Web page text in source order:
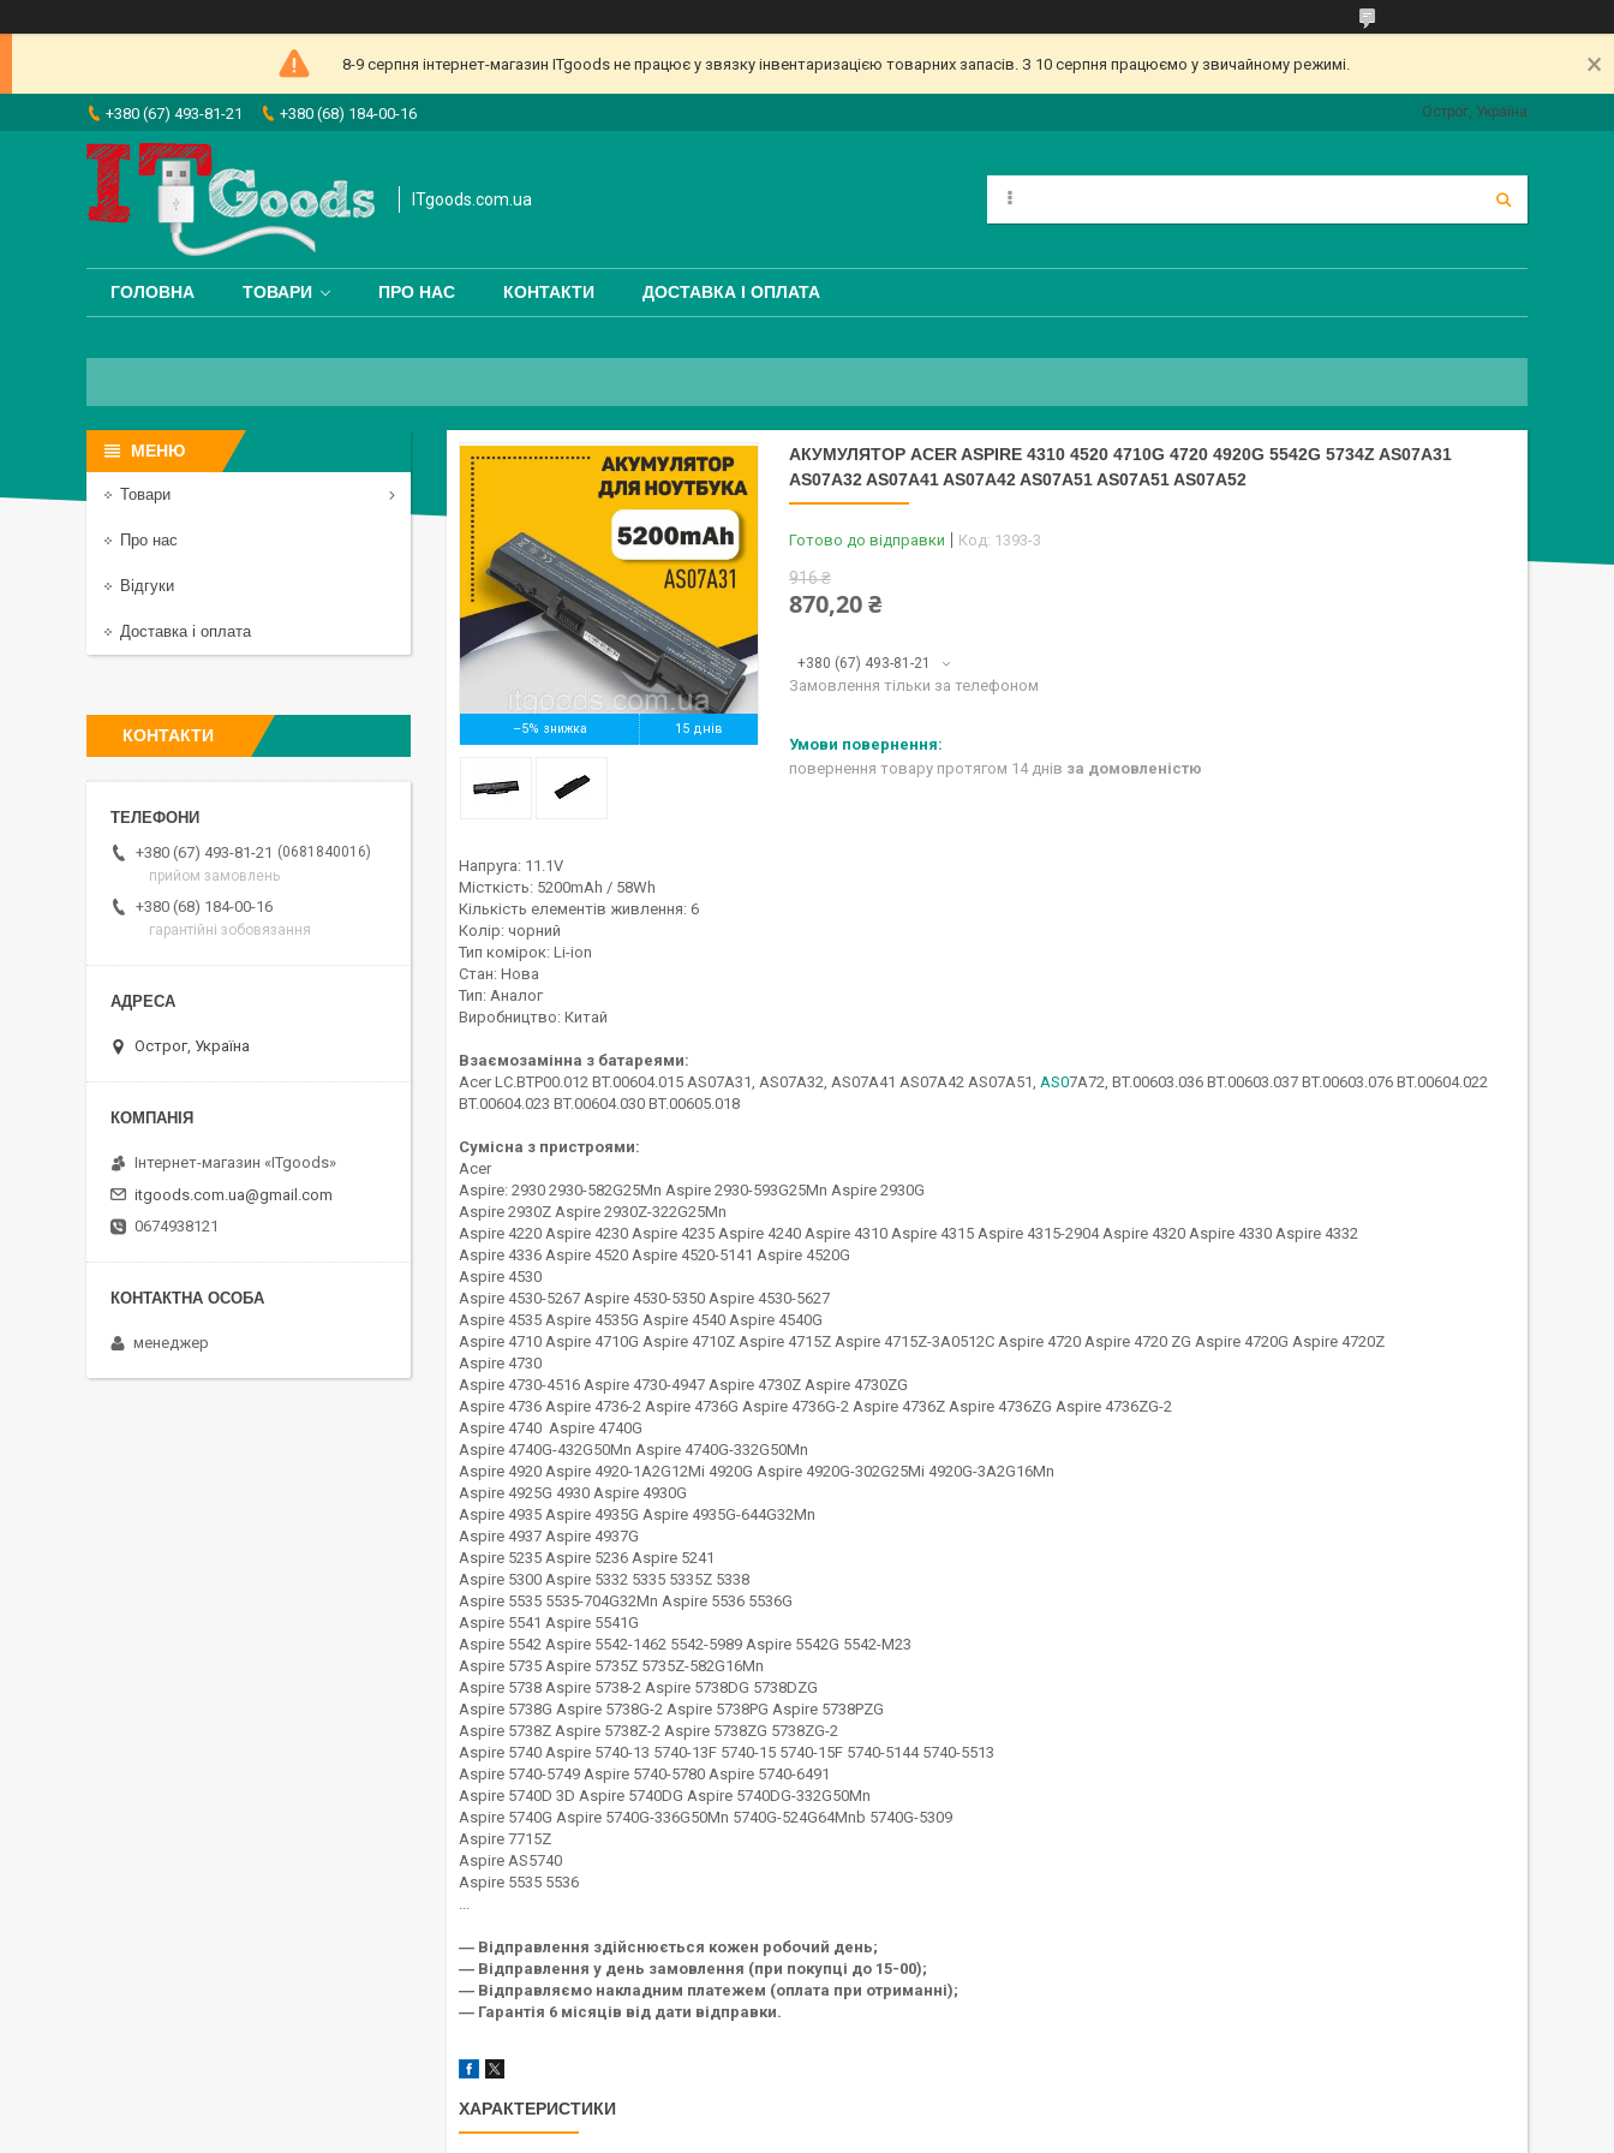
8-9 серпня інтернет-магазин ITgoods не працює у звязку інвентаризацією товарних запасів. З 10 серпня працюємо у звичайному режимі.
+380 (67) 493-81-21 +380 (68) 184-00-16 Острог, Україна
ITgoods.com.ua
ГОЛОВНА ТОВАРИ ПРО НАС КОНТАКТИ ДОСТАВКА І ОПЛАТА
–5% 15 днів
АКУМУЛЯТОР ACER ASPIRE 4310 4520 4710G 4720 4920G 5542G 5734Z AS07A31
AS07A32 AS07A41 AS07A42 AS07A51 AS07A51 AS07A52
Готово до відправки Код: 1393-3
916 ₴
870,20 ₴
+380 (67) 493-81-21
Замовлення тільки за телефоном
повернення товару протягом 14 днів за домовленістю
Напруга: 11.1V
Місткість: 5200mAh / 58Wh
Кількість елементів живлення: 6
Колір: чорний
Тип комірок: Li-ion
Стан: Нова
Тип: Аналог
Виробництво: Китай
Взаємозамінна з батареями:
Acer LC.BTP00.012 BT.00604.015 AS07A31, AS07A32, AS07A41 AS07A42 AS07A51, AS07A72, BT.00603.036 BT.00603.037 BT.00603.076 BT.00604.022
BT.00604.023 BT.00604.030 BT.00605.018
Сумісна з пристроями:
Acer
Aspire: 2930 2930-582G25Mn Aspire 2930-593G25Mn Aspire 2930G
Aspire 2930Z Aspire 2930Z-322G25Mn
Aspire 4220 Aspire 4230 Aspire 4235 Aspire 4240 Aspire 4310 Aspire 4315 Aspire 4315-2904 Aspire 4320 Aspire 4330 Aspire 4332
Aspire 4336 Aspire 4520 Aspire 4520-5141 Aspire 4520G
Aspire 4530
Aspire 4530-5267 Aspire 4530-5350 Aspire 4530-5627
Aspire 4535 Aspire 4535G Aspire 4540 Aspire 4540G
Aspire 4710 Aspire 4710G Aspire 4710Z Aspire 4715Z Aspire 4715Z-3A0512C Aspire 4720 Aspire 4720 ZG Aspire 4720G Aspire 4720Z
Aspire 4730
Aspire 4730-4516 Aspire 4730-4947 Aspire 4730Z Aspire 4730ZG
Aspire 4736 Aspire 4736-2 Aspire 4736G Aspire 4736G-2 Aspire 4736Z Aspire 4736ZG Aspire 4736ZG-2
Aspire 4740 Aspire 4740G
Aspire 4740G-432G50Mn Aspire 4740G-332G50Mn
Aspire 4920 Aspire 4920-1A2G12Mi 4920G Aspire 4920G-302G25Mi 4920G-3A2G16Mn
Aspire 4925G 4930 Aspire 4930G
Aspire 4935 Aspire 4935G Aspire 4935G-644G32Mn
Aspire 4937 Aspire 4937G
Aspire 5235 Aspire 5236 Aspire 5241
Aspire 5300 Aspire 5332 5335 5335Z 5338
Aspire 5535 5535-704G32Mn Aspire 5536 5536G
Aspire 5541 Aspire 5541G
Aspire 5542 Aspire 5542-1462 5542-5989 Aspire 5542G 5542-M23
Aspire 5735 Aspire 5735Z 5735Z-582G16Mn
Aspire 5738 Aspire 5738-2 Aspire 5738DG 5738DZG
Aspire 5738G Aspire 5738G-2 Aspire 5738PG Aspire 5738PZG
Aspire 5738Z Aspire 5738Z-2 Aspire 5738ZG 5738ZG-2
Aspire 5740 Aspire 5740-13 5740-13F 5740-15 5740-15F 5740-5144 5740-5513
Aspire 5740-5749 Aspire 5740-5780 Aspire 5740-6491
Aspire 5740D 3D Aspire 5740DG Aspire 5740DG-332G50Mn
Aspire 5740G Aspire 5740G-336G50Mn 5740G-524G64Mnb 5740G-5309
Aspire 7715Z
Aspire AS5740
Aspire 5535 5536
...
― Відправлення здійснюється кожен робочий день;
― Відправлення у день замовлення (при покупці до 15-00);
― Відправляємо накладним платежем (оплата при отриманні);
― Гарантія 6 місяців від дати відправки.
ХАРАКТЕРИСТИКИ
Товари
Про нас
Відгуки
Доставка і оплата
КОНТАКТИ
+380 (67) 493-81-21
0681840016
прийом замовлень
+380 (68) 184-00-16
гарантійні зобовязання
Острог, Україна
Інтернет-магазин «ITgoods»
itgoods.com.ua@gmail.com
0674938121
менеджер